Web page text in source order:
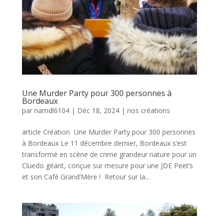
Une Murder Party pour 300 personnes à
Bordeaux
par namdl6104| Déc 18, 2024| nos créations
article Création Une Murder Party pour 300 personnes
à Bordeaux Le 11 décembre dernier, Bordeaux s’est
transformé en scène de crime grandeur nature pour un
Cluedo géant, conçue sur mesure pour une JDE Peet’s
et son Café Grand’Mère ! Retour sur la...